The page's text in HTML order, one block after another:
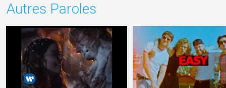
Autres Paroles